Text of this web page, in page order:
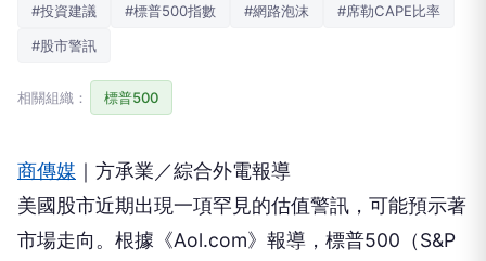
#投資建議 #標普500指數 #網路泡沫
#席勒CAPE比率
#股市警訊
相關組織： 標普500
商傳媒 ｜方承業／綜合外電報導
美國股市近期出現一項罕見的估值警訊，可能預示著
市場走向。根據《Aol.com》報導，標普500（S&P